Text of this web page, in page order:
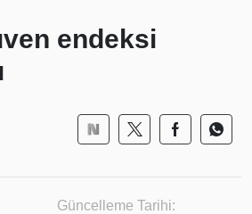
endeksi
Güncelleme Tarihi: